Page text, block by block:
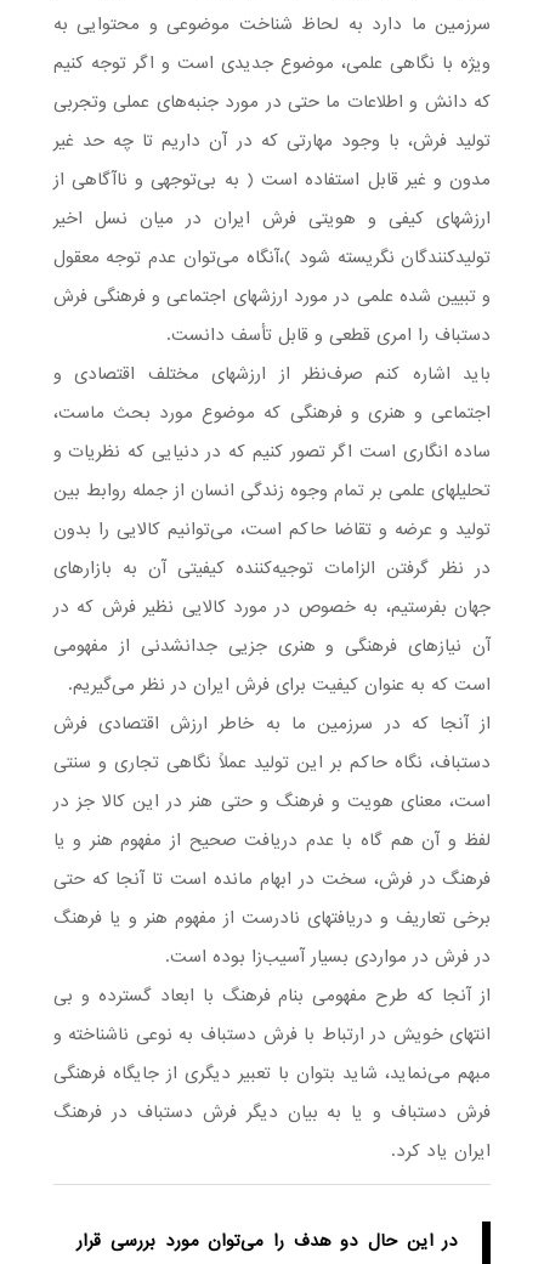
سرزمین ما دارد به لحاظ شناخت موضوعی و محتوایی به
ویژه با نگاهی علمی، موضوع جدیدی است و اگر توجه کنیم
که دانش و اطلاعات ما حتی در مورد جنبه‌های عملی وتجربی
تولید فرش، با وجود مهارتی که در آن داریم تا چه حد غیر
مدون و غیر قابل استفاده است ( به بی‌توجهی و ناآگاهی از
ارزشهای کیفی و هویتی فرش ایران در میان نسل اخیر
تولید‌کنندگان نگریسته شود )،آنگاه می‌توان عدم توجه معقول
و تبیین شده علمی در مورد ارزشهای اجتماعی و فرهنگی فرش
دستباف را امری قطعی و قابل تأسف دانست.
باید اشاره کنم صرف‌نظر از ارزشهای مختلف اقتصادی و
اجتماعی و هنری و فرهنگی که موضوع مورد بحث ماست،
ساده انگاری است اگر تصور کنیم که در دنیایی که نظریات و
تحلیلهای علمی بر تمام وجوه زندگی انسان از جمله روابط بین
تولید و عرضه و تقاضا حاکم است، می‌توانیم کالایی را بدون
در نظر گرفتن الزامات توجیه‌کننده کیفیتی آن به بازارهای
جهان بفرستیم، به خصوص در مورد کالایی نظیر فرش که در
آن نیازهای فرهنگی و هنری جزیی جدا‌نشدنی از مفهومی
است که به عنوان کیفیت برای فرش ایران در نظر می‌گیریم.
از آنجا که در سرزمین ما به خاطر ارزش اقتصادی فرش
دستباف، نگاه حاکم بر این تولید عملاً نگاهی تجاری و سنتی
است، معنای هویت و فرهنگ و حتی هنر در این کالا جز در
لفظ و آن هم گاه با عدم دریافت صحیح از مفهوم هنر و یا
فرهنگ در فرش، سخت در ابهام مانده است تا آنجا که حتی
برخی تعاریف و دریافتهای نادرست از مفهوم هنر و یا فرهنگ
در فرش در مواردی بسیار آسیب‌زا بوده است.
از آنجا که طرح مفهومی بنام فرهنگ با ابعاد گسترده و بی
انتهای خویش در ارتباط با فرش دستباف به نوعی ناشناخته و
مبهم می‌نماید، شاید بتوان با تعبیر دیگری از جایگاه فرهنگی
فرش دستباف و یا به بیان دیگر فرش دستباف در فرهنگ
ایران یاد کرد.
در این حال دو هدف را می‌توان مورد بررسی قرار